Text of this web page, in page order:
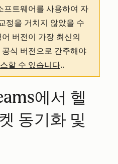
프트웨어를 사용하여 자
정을 거치지 않았을 수
버전이 가장 최신의
식 버전으로 간주해야
할 수 있습니다..
에서 헬
동기화 및